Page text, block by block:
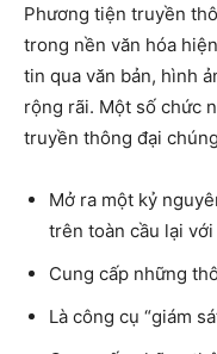
Phương tiện truyền
trong nền văn hóa
tin qua văn bản, hình
rộng rãi. Một số chức
truyền thông đại
Mở ra một kỷ
trên toàn cầu lại với
Cung cấp những
Là công cụ “giám